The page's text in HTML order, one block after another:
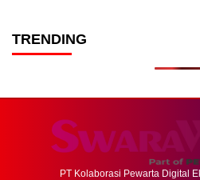
TRENDING
PT Kolaborasi Pewarta Digital